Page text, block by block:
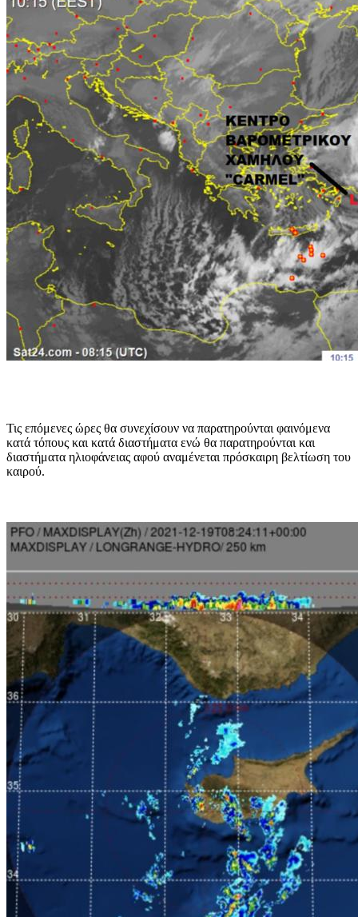
Τις επόμενες ώρες θα συνεχίσουν να παρατηρούνται φαινόμενα
κατά τόπους και κατά διαστήματα ενώ θα παρατηρούνται και
διαστήματα ηλιοφάνειας αφού αναμένεται πρόσκαιρη βελτίωση του
καιρού.